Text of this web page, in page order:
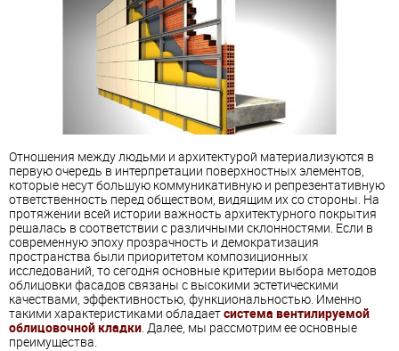
Отношения между людьми и архитектурой материализуются в
первую очередь в интерпретации поверхностных элементов,
которые несут большую коммуникативную и репрезентативную
ответственность перед обществом, видящим их со стороны. На
протяжении всей истории важность архитектурного покрытия
решалась в соответствии с различными склонностями. Если в
современную эпоху прозрачность и демократизация
пространства были приоритетом композиционных
исследований, то сегодня основные критерии выбора методов
облицовки фасадов связаны с высокими эстетическими
качествами, эффективностью, функциональностью. Именно
такими характеристиками обладаетсистема вентилируемой
облицовочной кладки. Далее, мы рассмотрим ее основные
преимущества.